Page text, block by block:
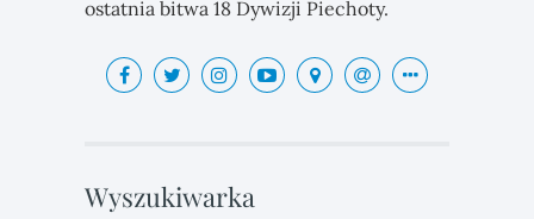
ostatnia bitwa 18 Dywizji Piechoty.
Wyszukiwarka